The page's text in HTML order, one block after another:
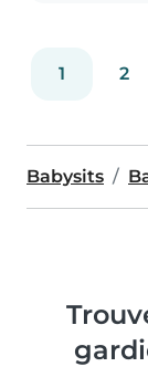
1 2
Babysits